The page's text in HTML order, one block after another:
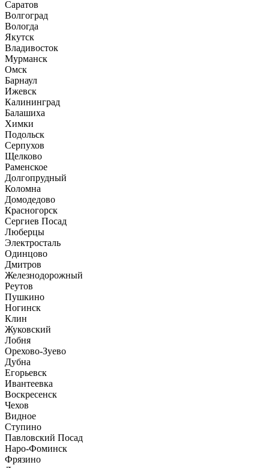
Саратов
Волгоград
Вологда
Якутск
Владивосток
Мурманск
Омск
Барнаул
Ижевск
Калининград
Балашиха
Химки
Подольск
Серпухов
Щелково
Раменское
Долгопрудный
Коломна
Домодедово
Красногорск
Сергиев Посад
Люберцы
Электросталь
Одинцово
Дмитров
Железнодорожный
Реутов
Пушкино
Ногинск
Клин
Жуковский
Лобня
Орехово-Зуево
Дубна
Егорьевск
Ивантеевка
Воскресенск
Чехов
Видное
Ступино
Павловский Посад
Наро-Фоминск
Фрязино